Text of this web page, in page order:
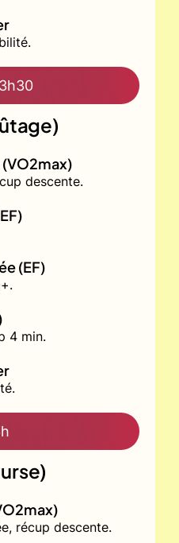
descente.
(EF)
4 min.
récup descente.